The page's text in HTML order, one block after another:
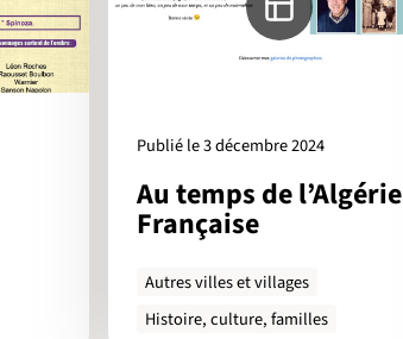
Publié le 3 décembre 2024
Au temps de l’Algérie
Française
Autres villes et villages
Histoire, culture, familles